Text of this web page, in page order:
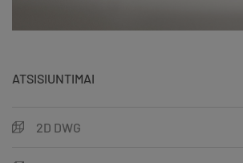
ATSISIUNTIMAI
2D DWG